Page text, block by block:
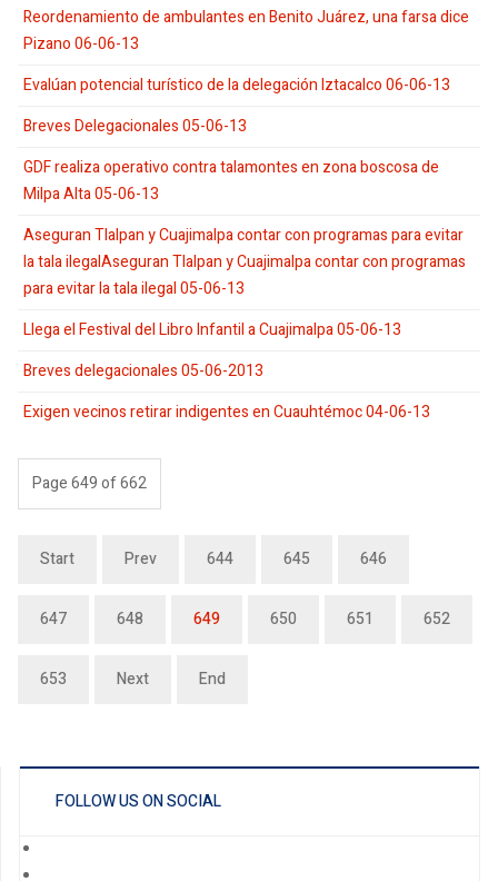
Reordenamiento de ambulantes en Benito Juárez, una farsa dice
Pizano 06-06-13
Evalúan potencial turístico de la delegación Iztacalco 06-06-13
Breves Delegacionales 05-06-13
GDF realiza operativo contra talamontes en zona boscosa de
Milpa Alta 05-06-13
Aseguran Tlalpan y Cuajimalpa contar con programas para evitar
la tala ilegalAseguran Tlalpan y Cuajimalpa contar con programas
para evitar la tala ilegal 05-06-13
Llega el Festival del Libro Infantil a Cuajimalpa 05-06-13
Breves delegacionales 05-06-2013
Exigen vecinos retirar indigentes en Cuauhtémoc 04-06-13
Page 649 of 662
Start Prev 644 645 646
647 648 649 650 651 652
653 Next End
FOLLOW US ON SOCIAL